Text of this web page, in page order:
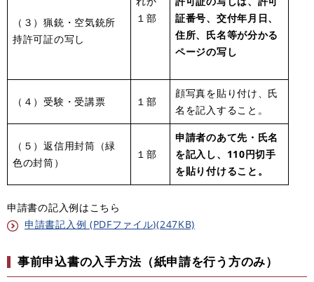
１部
証番号、交付年月日、
住所、氏名等が分かる
ページの写し
（３）猟銃・空気銃所
持許可証の写し
（４）受験・受講票 １部
顔写真を貼り付け、氏
名を記入すること。
（５）返信用封筒（緑
色の封筒）
１部
申請者のあて先・氏名
を記入し、110円切手
を貼り付けること。
申請書の記入例はこちら
申請書記入例 (PDFファイル)(247KB)
事前申込書の入手方法（紙申請を行う方のみ）